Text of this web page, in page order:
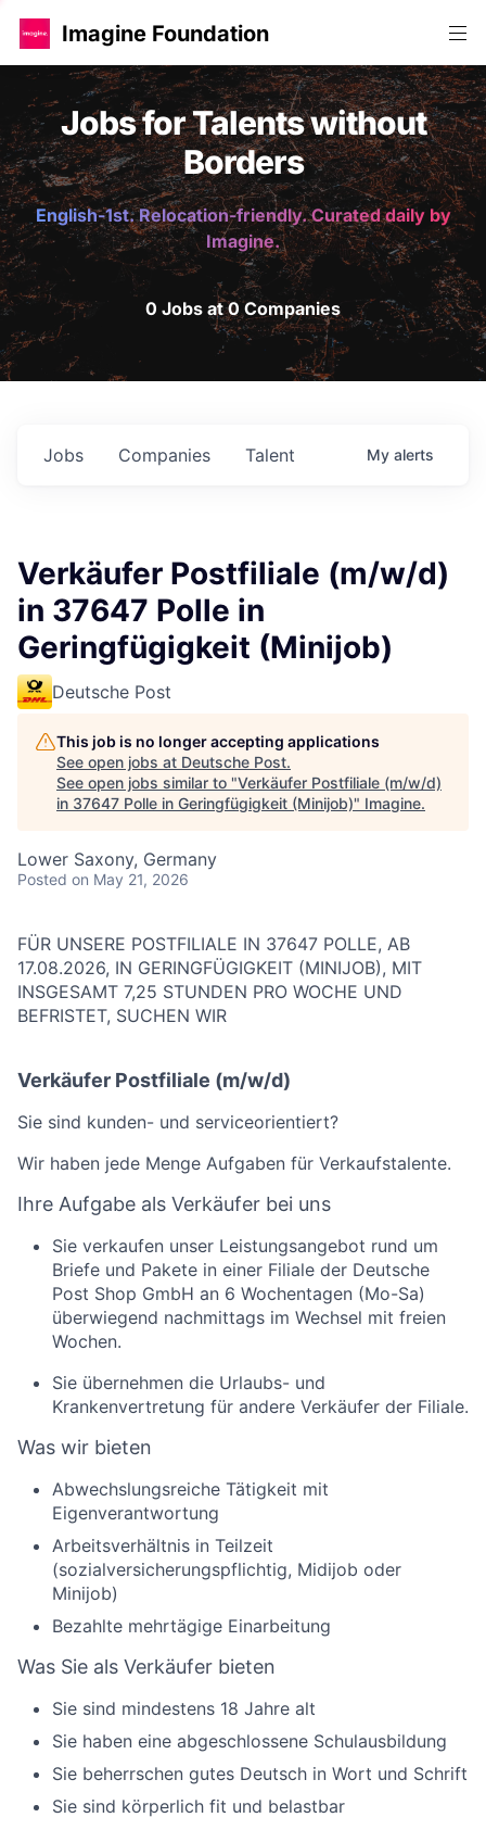
Imagine Foundation
Jobs for Talents without
Borders
English-1st. Relocation-friendly. Curated daily by
Imagine.
0 Jobs at 0 Companies
Jobs Companies Talent My alerts
Verkäufer Postfiliale (m/w/d)
in 37647 Polle in
Geringfügigkeit (Minijob)
Deutsche Post
This job is no longer accepting applications
See open jobs at Deutsche Post.
See open jobs similar to "Verkäufer Postfiliale (m/w/d)
in 37647 Polle in Geringfügigkeit (Minijob)" Imagine.
Lower Saxony, Germany
Posted on May 21, 2026
FÜR UNSERE POSTFILIALE IN 37647 POLLE, AB
17.08.2026, IN GERINGFÜGIGKEIT (MINIJOB), MIT
INSGESAMT 7,25 STUNDEN PRO WOCHE UND
BEFRISTET, SUCHEN WIR
Verkäufer Postfiliale (m/w/d)
Sie sind kunden- und serviceorientiert?
Wir haben jede Menge Aufgaben für Verkaufstalente.
Ihre Aufgabe als Verkäufer bei uns
Sie verkaufen unser Leistungsangebot rund um
Briefe und Pakete in einer Filiale der Deutsche
Post Shop GmbH an 6 Wochentagen (Mo-Sa)
überwiegend nachmittags im Wechsel mit freien
Wochen.
Sie übernehmen die Urlaubs- und
Krankenvertretung für andere Verkäufer der Filiale.
Was wir bieten
Abwechslungsreiche Tätigkeit mit
Eigenverantwortung
Arbeitsverhältnis in Teilzeit
(sozialversicherungspflichtig, Midijob oder
Minijob)
Bezahlte mehrtägige Einarbeitung
Was Sie als Verkäufer bieten
Sie sind mindestens 18 Jahre alt
Sie haben eine abgeschlossene Schulausbildung
Sie beherrschen gutes Deutsch in Wort und Schrift
Sie sind körperlich fit und belastbar